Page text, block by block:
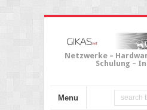
Netzwerke –
Schulung –
Menu